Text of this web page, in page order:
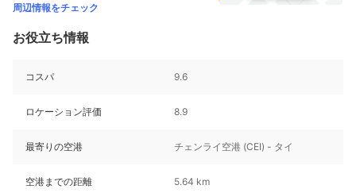
周辺情報をチェック
お役立ち情報
コスパ 9.6
ロケーション評価 8.9
最寄りの空港 チェンライ空港 (CEI) - タイ
空港までの距離 5.64 km